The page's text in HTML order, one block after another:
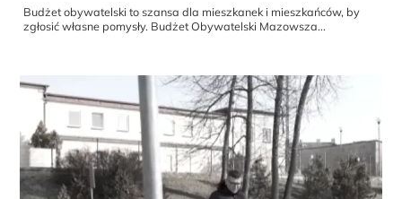
Budżet obywatelski to szansa dla mieszkanek i mieszkańców, by
zgłosić własne pomysły. Budżet Obywatelski Mazowsza...